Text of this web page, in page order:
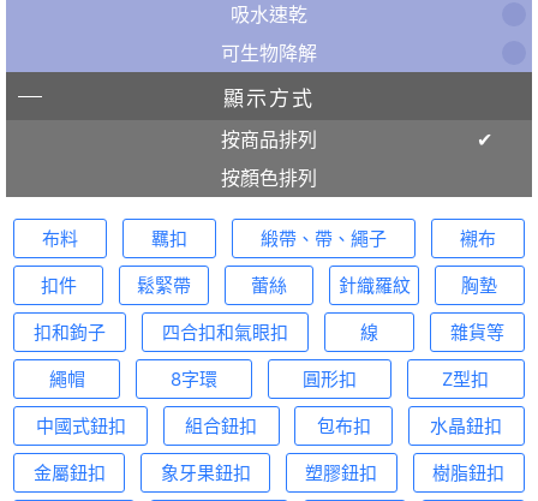
吸水速乾
可生物降解
顯示方式
按商品排列
按顏色排列
布料 羈扣 緞帶、帶、繩子 襯布
扣件 鬆緊帶 蕾絲 針織羅紋 胸墊
扣和鉤子 四合扣和氣眼扣 線 雜貨等
繩帽 8字環 圓形扣 Z型扣
中國式鈕扣 組合鈕扣 包布扣 水晶鈕扣
金屬鈕扣 象牙果鈕扣 塑膠鈕扣 樹脂鈕扣